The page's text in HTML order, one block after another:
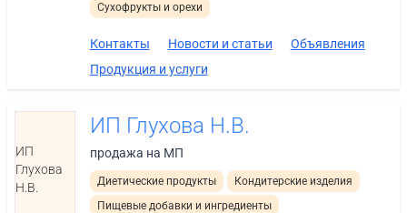
Сухофрукты и орехи
Контакты Новости и статьи
Объявления
Продукция и услуги
ИП
Глухова
Н.В.
ИП Глухова Н.В.
продажа на МП
Диетические продукты
Кондитерские изделия
Пищевые добавки и ингредиенты